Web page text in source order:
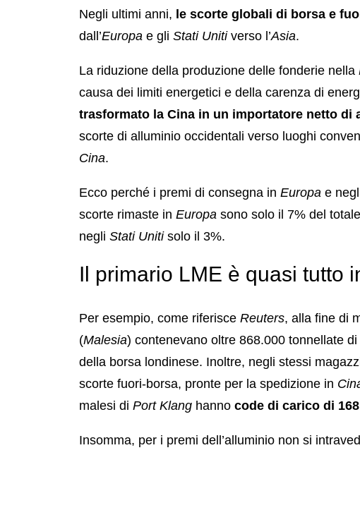
Negli ultimi anni, le scorte globali di borsa e
dall’Europa e gli Stati Unitiverso l’Asia.
La riduzione della produzione delle fonderie nella
causa dei limiti energetici e della carenza di
trasformato la Cina in un importatore netto di
scorte di alluminio occidentali verso luoghi
Cina.
Ecco perché i premi di consegna in Europa e
scorte rimaste in Europa sono solo il 7% del
negli Stati Unitisolo il 3%.
Il primario LME è quasi tutto
Per esempio, come riferisce Reuters, alla fine di
(Malesia) contenevano oltre 868.000 tonnellate
della borsa londinese. Inoltre, negli stessi
scorte fuori-borsa, pronte per la spedizione in
malesi di Port Klang hanno code di carico di
Insomma, per i premi dell’alluminio non si